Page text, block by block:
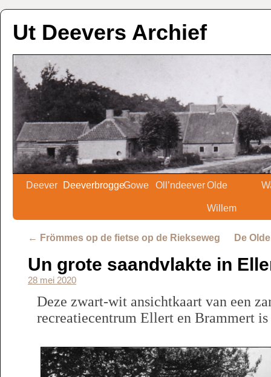
Ut Deevers Archief
Deever DeeverbroggeGowe Oll’ndeeverOlde
Willem
← Frömmes op de fietse op de Riekseweg De
Un grote saandvlakte in
28 mei 2020
Deze zwart-wit ansichtkaart van een
recreatiecentrum Ellert en Brammert